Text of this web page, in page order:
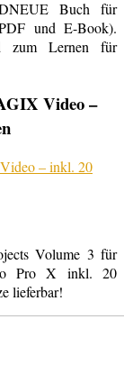
Buch für
und E-Book).
zum Lernen für
Video –
Volume 3 für
Pro X inkl. 20
lieferbar!